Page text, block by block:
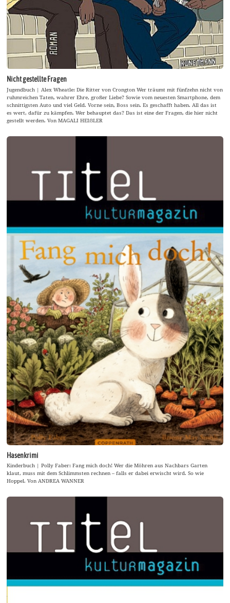
Nicht gestellte Fragen
Jugendbuch | Alex Wheatle: Die Ritter von Crongton Wer träumt mit fünfzehn nicht von
ruhmreichen Taten, wahrer Ehre, großer Liebe? Sowie vom neuesten Smartphone, dem
schnittigsten Auto und viel Geld. Vorne sein, Boss sein. Es geschafft haben. All das ist
es wert, dafür zu kämpfen. Wer behauptet das? Das ist eine der Fragen, die hier nicht
gestellt werden. Von MAGALI HEIẞLER
Hasenkrimi
Kinderbuch | Polly Faber: Fang mich doch! Wer die Möhren aus Nachbars Garten
klaut, muss mit dem Schlimmsten rechnen – falls er dabei erwischt wird. So wie
Hoppel. Von ANDREA WANNER